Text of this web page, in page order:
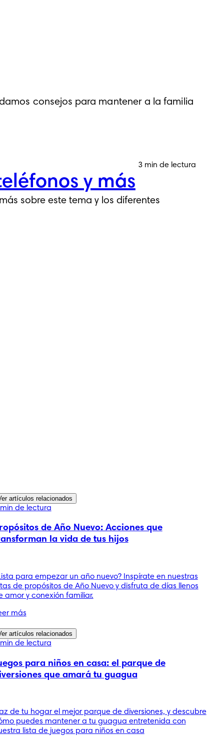
consejos para mantener a la familia
3 min de lectura
y más
sobre este tema y los diferentes
artículos relacionados
de lectura
de Año Nuevo: Acciones que
la vida de tus hijos
para empezar un año nuevo? Inspírate en nuestras
de propósitos de Año Nuevo y disfruta de días llenos
amor y conexión familiar.
más
artículos relacionados
de lectura
para niños en casa: el parque de
que amará tu guagua
de tu hogar el mejor parque de diversiones, y descubre
puedes mantener a tu guagua entretenida con
lista de juegos para niños en casa